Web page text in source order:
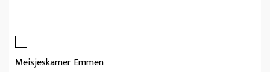
Meisjeskamer Emmen